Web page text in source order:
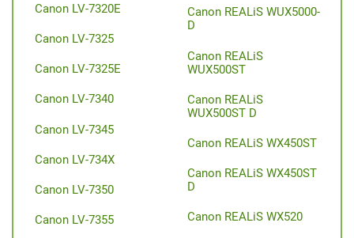
Canon LV-7320E
Canon LV-7325
Canon LV-7325E
Canon LV-7340
Canon LV-7345
Canon LV-734X
Canon LV-7350
Canon LV-7355
Canon REALiS WUX5000-
D
Canon REALiS
WUX500ST
Canon REALiS
WUX500ST D
Canon REALiS WX450ST
Canon REALiS WX450ST
D
Canon REALiS WX520